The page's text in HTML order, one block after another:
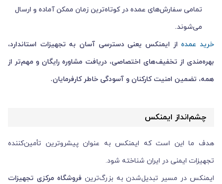
تمامی سفارش‌های عمده در کوتاه‌ترین زمان ممکن آماده و ارسال
می‌شوند.
خرید عمده از ایمنکس یعنی دسترسی آسان به تجهیزات استاندارد،
بهره‌مندی از تخفیف‌های اختصاصی، دریافت مشاوره رایگان و مهم‌تر از
همه، تضمین امنیت کارکنان و آسودگی خاطر کارفرمایان.
چشم‌انداز ایمنکس
هدف ما این است که ایمنکس به عنوان پیشروترین تأمین‌کننده
تجهیزات ایمنی در ایران شناخته شود.
ایمنکس در مسیر تبدیل‌شدن به بزرگ‌ترین فروشگاه مرکزی تجهیزات